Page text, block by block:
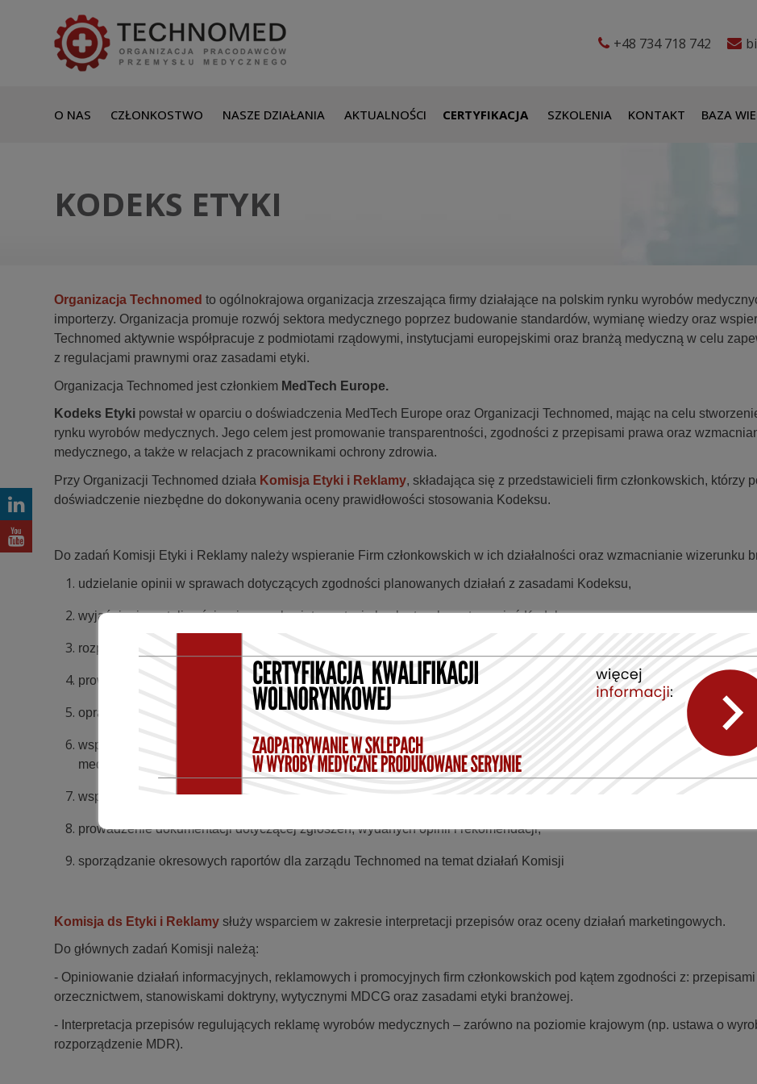
+48 734 718 742
O NAS CZŁONKOSTWO NASZE DZIAŁANIA AKTUALNOŚCI CERTYFIKACJA SZKOLENIA KONTAKT BAZA
KODEKS ETYKI
Organizacja Technomed to ogólnokrajowa organizacja zrzeszająca firmy działające na polskim rynku wyrobów
importerzy. Organizacja promuje rozwój sektora medycznego poprzez budowanie standardów, wymianę wiedzy oraz
Technomed aktywnie współpracuje z podmiotami rządowymi, instytucjami europejskimi oraz branżą medyczną w celu
z regulacjami prawnymi oraz zasadami etyki.
Organizacja Technomed jest członkiem MedTech Europe.
Kodeks Etyki powstał w oparciu o doświadczenia MedTech Europe oraz Organizacji Technomed, mając na celu
rynku wyrobów medycznych. Jego celem jest promowanie transparentności, zgodności z przepisami prawa oraz
medycznego, a także w relacjach z pracownikami ochrony zdrowia.
Przy Organizacji Technomed działa Komisja Etyki i Reklamy, składająca się z przedstawicieli firm członkowskich, którzy
doświadczenie niezbędne do dokonywania oceny prawidłowości stosowania Kodeksu.
Do zadań Komisji Etyki i Reklamy należy wspieranie Firm członkowskich w ich działalności oraz wzmacnianie wizerunku
udzielanie opinii w sprawach dotyczących zgodności planowanych działań z zasadami Kodeksu,
wyjaśnianie wątpliwości związanych z interpretacją konkretnych postanowień Kodeksu,
rozpatrywanie zgłoszeń dotyczących potencjalnych naruszeń Kodeksu,
prowadzenie mediacji między stronami sporu w celu wypracowania porozumienia,
opracowywanie materiałów edukacyjnych i wytycznych dotyczących etycznych praktyk biznesowych i współpracy z
współpraca z organami regulacyjnymi, instytucjami publicznymi oraz organizacjami branżowymi w zakresie promocji
medycznych,
wspieranie inicjatyw MedTech Europe w zakresie zapewnienia zgodności podejmowanych przez firmy działań w
prowadzenie dokumentacji dotyczącej zgłoszeń, wydanych opinii i rekomendacji,
sporządzanie okresowych raportów dla zarządu Technomed na temat działań Komisji
Komisja ds Etyki i Reklamy służy wsparciem w zakresie interpretacji przepisów oraz oceny działań marketingowych.
Do głównych zadań Komisji należą:
- Opiniowanie działań informacyjnych, reklamowych i promocyjnych firm członkowskich pod kątem zgodności z:
orzecznictwem, stanowiskami doktryny, wytycznymi MDCG oraz zasadami etyki branżowej.
- Interpretacja przepisów regulujących reklamę wyrobów medycznych – zarówno na poziomie krajowym (np. ustawa o
rozporządzenie MDR).